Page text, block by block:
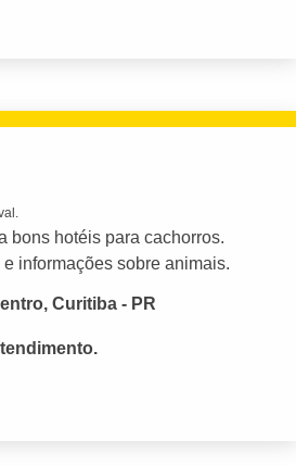
bons hotéis para cachorros.
informações sobre animais.
Curitiba - PR